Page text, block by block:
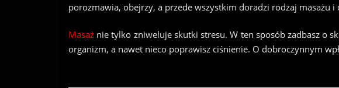
porozmawia, obejrzy, a przede wszystkim doradzi rodzaj masażu i
Masaż nie tylko zniweluje skutki stresu. W ten sposób zadbasz o
organizm, a nawet nieco poprawisz ciśnienie. O dobroczynnym